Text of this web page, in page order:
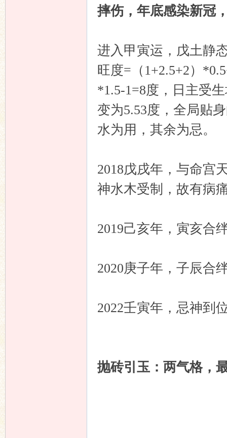
摔伤，年底感染新冠
进入甲寅运，戊土静
旺度=（1+2.5+2）
*1.5-1=8度，日主受
变为5.53度，全局贴
水为用，其余为忌。
2018戊戌年，与命宫
神水木受制，故有病
2019己亥年，寅亥合
2020庚子年，子辰合
2022壬寅年，忌神到
抛砖引玉：两气格，